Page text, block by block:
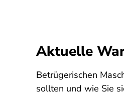
Aktuelle
Betrügerischen
sollten und wie Sie